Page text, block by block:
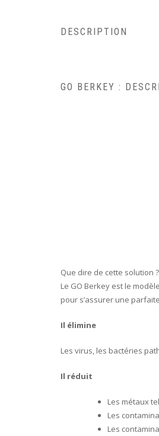
DESCRIPTION
GO BERKEY :
Que dire de cette solution
Le GO Berkey est le
pour s’assurer une
Il élimine
Les virus, les bactéries
Il réduit
Les métaux
Les
Les